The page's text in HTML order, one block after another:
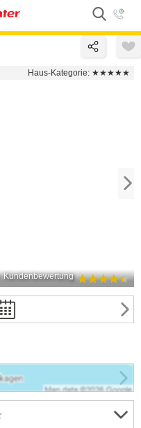
Haus-Kategorie: ★★★★★
Kundenbewertung